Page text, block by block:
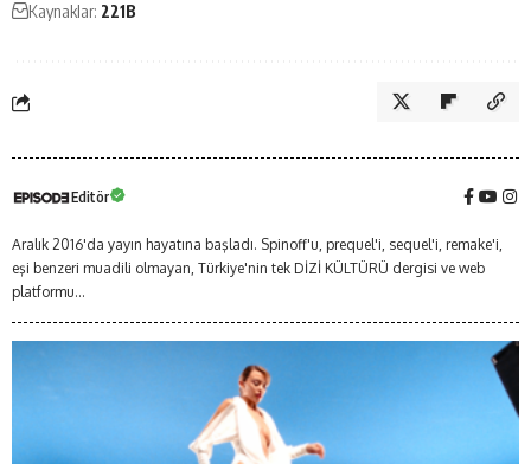
Kaynaklar: 221B
Editör
Aralık 2016'da yayın hayatına başladı. Spinoff'u, prequel'i, sequel'i, remake'i,
eşi benzeri muadili olmayan, Türkiye'nin tek DİZİ KÜLTÜRÜ dergisi ve web
platformu...